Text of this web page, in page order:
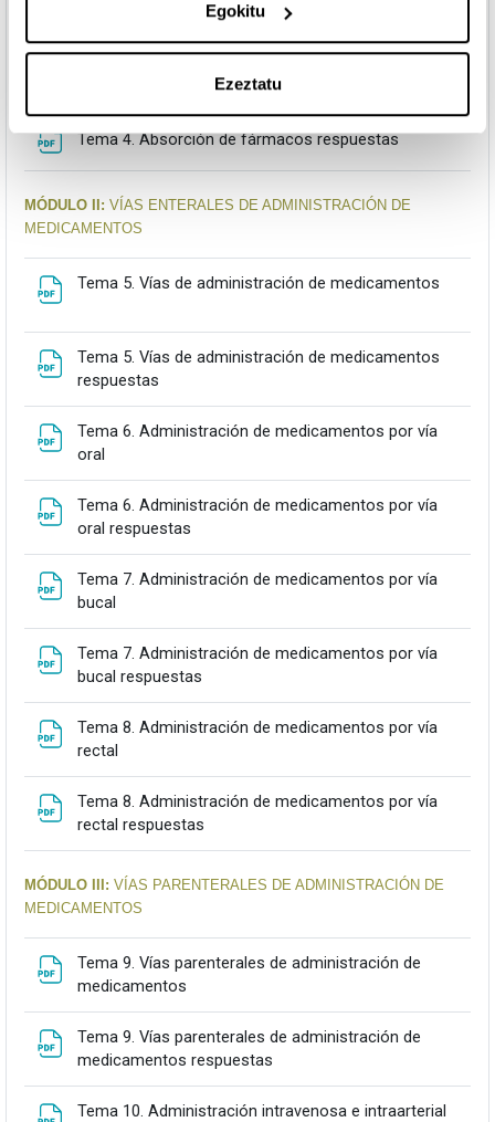
Egokitu
Ezeztatu
Tema 3. Liberación de fármacos respuestas
Tema 4. Absorción de fármacos
Tema 4. Absorción de fármacos respuestasFitxategia
MÓDULO II: VÍAS ENTERALES DE ADMINISTRACIÓN DE
MEDICAMENTOS
Tema 5. Vías de administración de medicamentos
Tema 5. Vías de administración de medicamentos
respuestas
Tema 6. Administración de medicamentos por vía
oral
Tema 6. Administración de medicamentos por vía
oral respuestas
Tema 7. Administración de medicamentos por vía
bucal
Tema 7. Administración de medicamentos por vía
bucal respuestas
Tema 8. Administración de medicamentos por vía
rectal
Tema 8. Administración de medicamentos por vía
rectal respuestas
MÓDULO III: VÍAS PARENTERALES DE ADMINISTRACIÓN DE
MEDICAMENTOS
Tema 9. Vías parenterales de administración de
medicamentos
Tema 9. Vías parenterales de administración de
medicamentos respuestas
Tema 10. Administración intravenosa e intraarterial